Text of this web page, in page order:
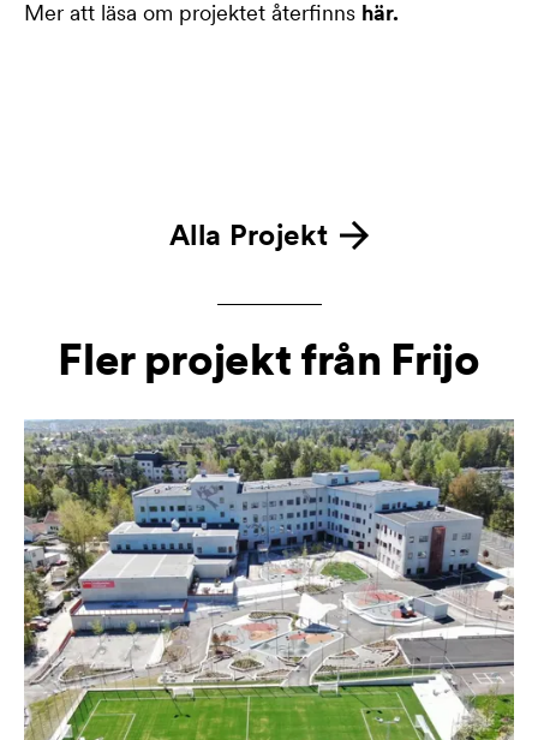
Mer att läsa om projektet återfinns här.
Alla Projekt
Fler projekt från Frijo